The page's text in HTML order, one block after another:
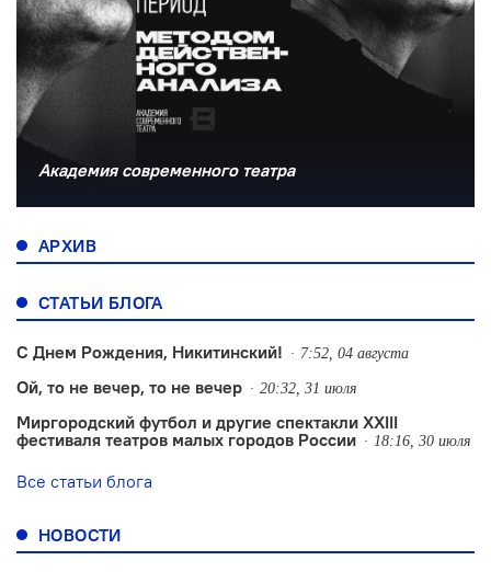
Академия современного театра
АРХИВ
СТАТЬИ БЛОГА
С Днем Рождения, Никитинский! 7:52, 04 августа
Ой, то не вечер, то не вечер 20:32, 31 июля
Миргородский футбол и другие спектакли XXIII
фестиваля театров малых городов России
18:16, 30 июля
Все статьи блога
НОВОСТИ